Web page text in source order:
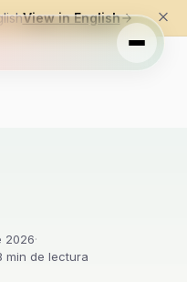
View in English
2026·
min de lectura